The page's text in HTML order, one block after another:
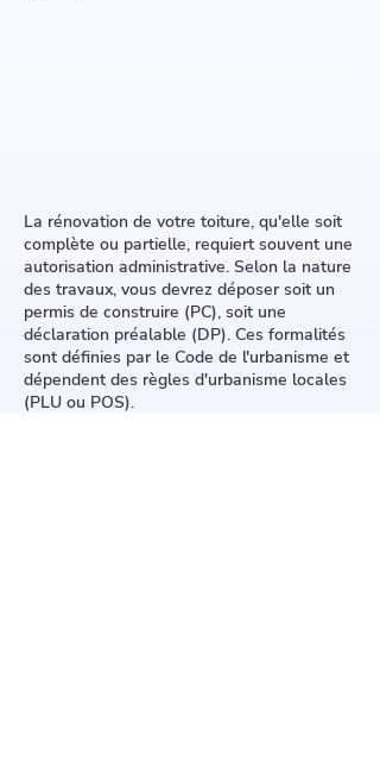
La rénovation de votre toiture, qu'elle soit
complète ou partielle, requiert souvent une
autorisation administrative. Selon la nature
des travaux, vous devrez déposer soit un
permis de construire (PC), soit une
déclaration préalable (DP). Ces formalités
sont définies par le Code de l'urbanisme et
dépendent des règles d'urbanisme locales
(PLU ou POS).